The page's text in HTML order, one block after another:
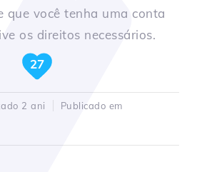
que você tenha uma conta
os direitos necessários.
27
2 ani
Publicado em